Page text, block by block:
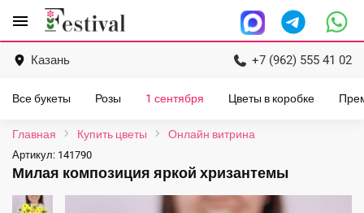
menu
Перейти
содержанию
Казань +7 (962) 555 41 02
Все букеты Розы 1 сентября Цветы в коробке
Главная Купить цветы Онлайн витрина
Артикул: 141790
Милая композиция яркой хризантемы